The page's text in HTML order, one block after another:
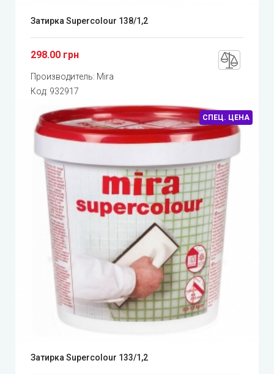
Затирка Supercolour 138/1,2
298.00 грн
Производитель: Mira
Код: 932917
СПЕЦ. ЦЕНА
Затирка Supercolour 133/1,2